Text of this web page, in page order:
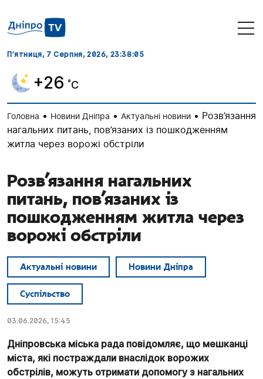
П’ятниця, 7 Серпня, 2026, 23:38:06
+26 ˚C
Головна • Новини Дніпра • Актуальні новини • Розв’язання
нагальних питань, пов’язаних із пошкодженням
житла через ворожі обстріли
Розв’язання нагальних
питань, пов’язаних із
пошкодженням житла через
ворожі обстріли
Актуальні новини Новини Дніпра
Суспільство
03.06.2026, 15:45
Дніпровська міська рада повідомляє, що мешканці
міста, які постраждали внаслідок ворожих
обстрілів, можуть отримати допомогу з нагальних